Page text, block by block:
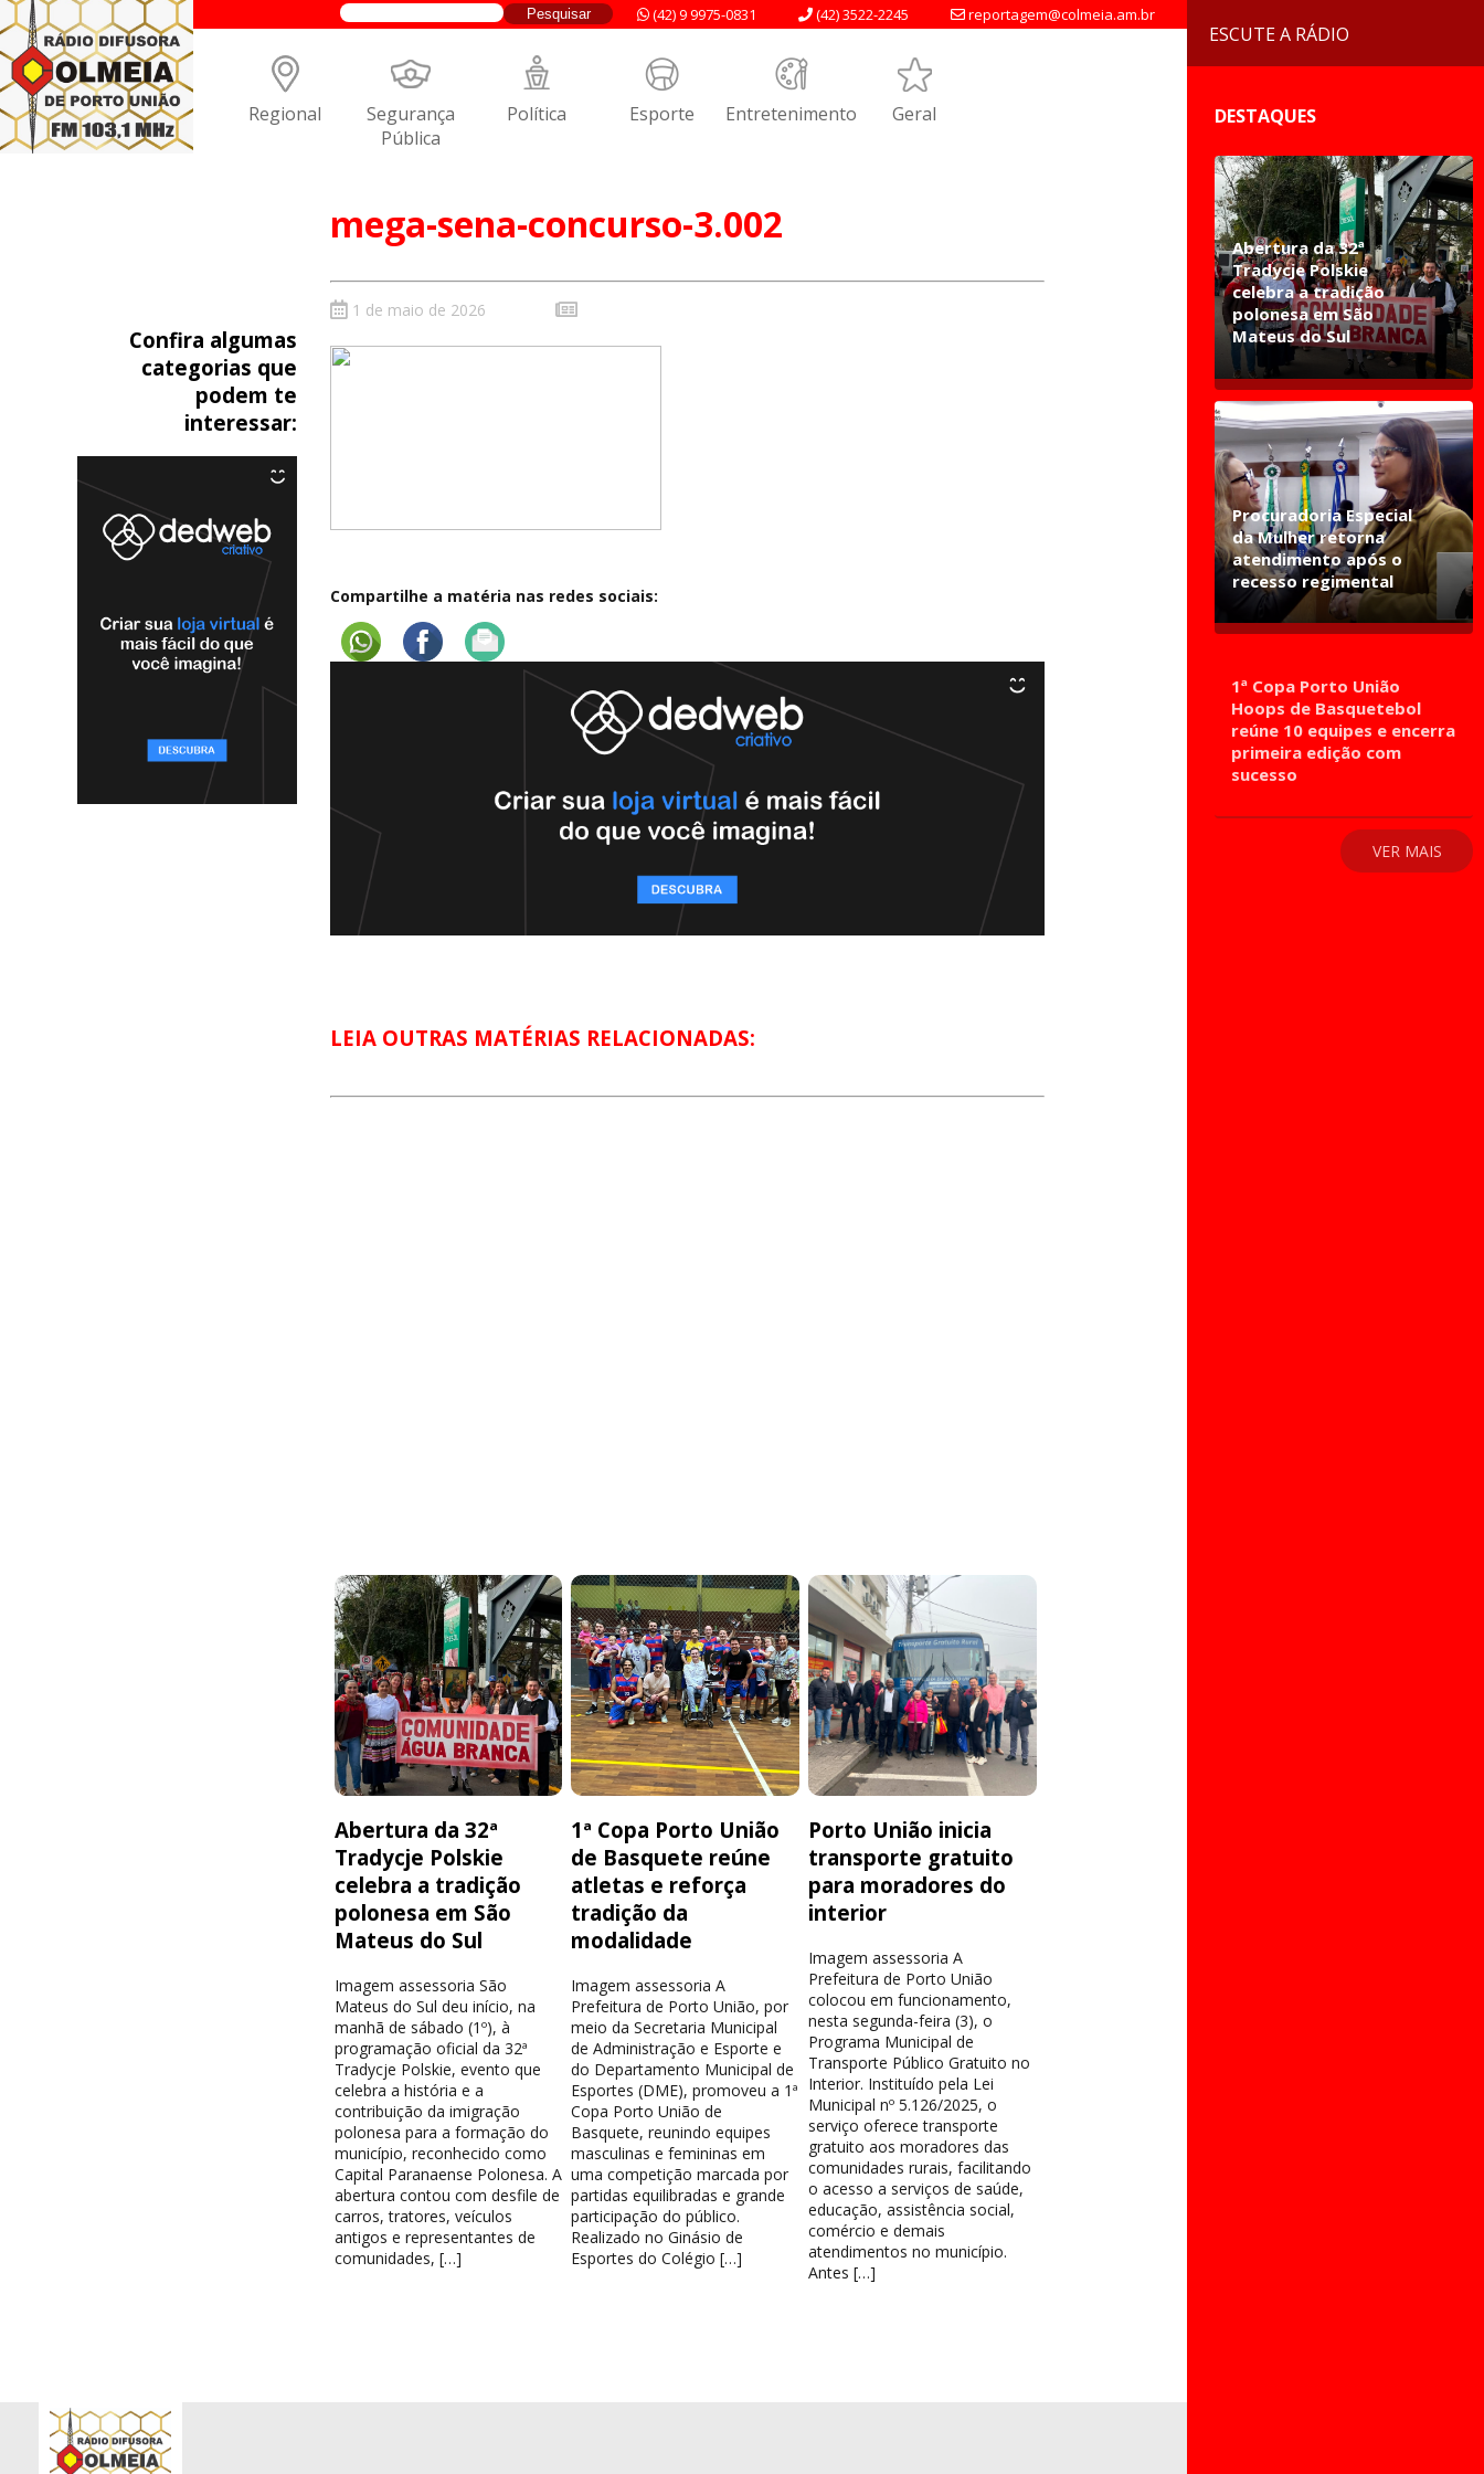
reportagem@colmeia.am.br
(42) 3522-2245
(42) 9 9975-0831
Regional Segurança
Pública
Política Esporte Entretenimento Geral
mega-sena-concurso-3.002
Confira algumas
categorias que
podem te
interessar:
1 de maio de 2026
Compartilhe a matéria nas redes sociais:
LEIA OUTRAS MATÉRIAS RELACIONADAS:
Abertura da 32ª
Tradycje Polskie
celebra a tradição
polonesa em São
Mateus do Sul
Imagem assessoria São
Mateus do Sul deu início, na
manhã de sábado (1º), à
programação oficial da 32ª
Tradycje Polskie, evento que
celebra a história e a
contribuição da imigração
polonesa para a formação do
município, reconhecido como
Capital Paranaense Polonesa. A
abertura contou com desfile de
carros, tratores, veículos
antigos e representantes de
comunidades, […]
1ª Copa Porto União
de Basquete reúne
atletas e reforça
tradição da
modalidade
Imagem assessoria A
Prefeitura de Porto União, por
meio da Secretaria Municipal
de Administração e Esporte e
do Departamento Municipal de
Esportes (DME), promoveu a 1ª
Copa Porto União de
Basquete, reunindo equipes
masculinas e femininas em
uma competição marcada por
partidas equilibradas e grande
participação do público.
Realizado no Ginásio de
Esportes do Colégio […]
Porto União inicia
transporte gratuito
para moradores do
interior
Imagem assessoria A
Prefeitura de Porto União
colocou em funcionamento,
nesta segunda-feira (3), o
Programa Municipal de
Transporte Público Gratuito no
Interior. Instituído pela Lei
Municipal nº 5.126/2025, o
serviço oferece transporte
gratuito aos moradores das
comunidades rurais, facilitando
o acesso a serviços de saúde,
educação, assistência social,
comércio e demais
atendimentos no município.
Antes […]
ESCUTE A RÁDIO
DESTAQUES
Abertura da 32ª
Tradycje Polskie
celebra a tradição
polonesa em São
Mateus do Sul
Procuradoria Especial
da Mulher retorna
atendimento após o
recesso regimental
1ª Copa Porto União
Hoops de Basquetebol
reúne 10 equipes e encerra
primeira edição com
sucesso
VER MAIS